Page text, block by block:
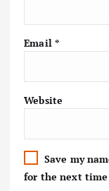
Email *
Website
Save my
for the next